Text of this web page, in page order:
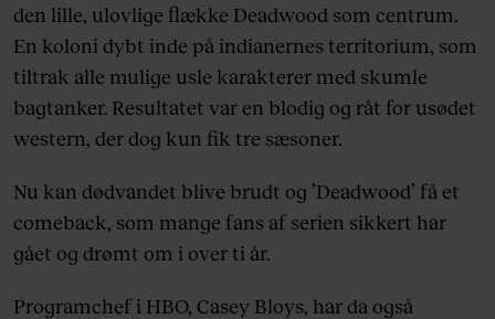
den lille, ulovlige flække Deadwood som centrum.
En koloni dybt inde på indianernes territorium, som
tiltrak alle mulige usle karakterer med skumle
bagtanker. Resultatet var en blodig og råt for usødet
western, der dog kun fik tre sæsoner.
Nu kan dødvandet blive brudt og ’Deadwood’ få et
comeback, som mange fans af serien sikkert har
gået og drømt om i over ti år.
Programchef i HBO, Casey Bloys, har da også